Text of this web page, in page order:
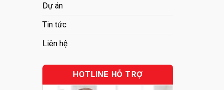
Dự án
Tin tức
Liên hệ
HOTLINE HỖ TRỢ